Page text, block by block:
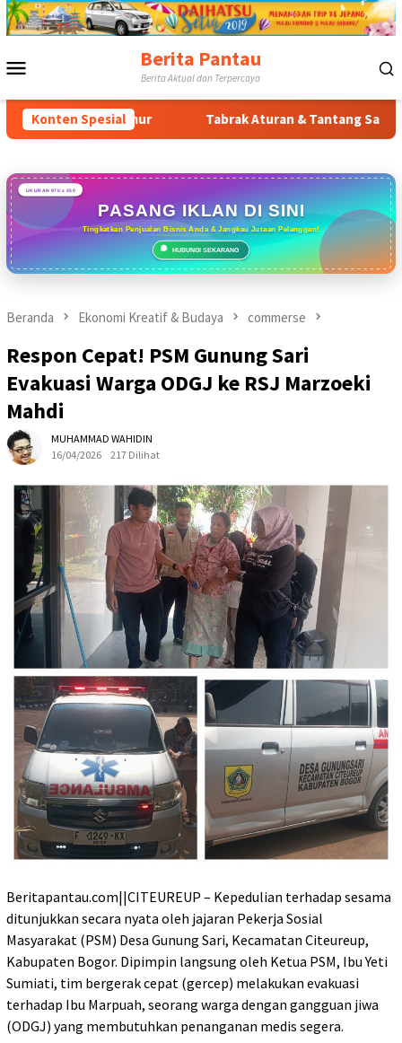
Loncat
ke
Berita Pantau
Berita Aktual dan Terpercaya
Konten Spesial
Timur Tabrak Aturan & Tantang Satpol PP:
UKURAN 970 x 250
PASANG IKLAN DI SINI
Tingkatkan Penjualan Bisnis Anda & Jangkau Jutaan Pelanggan!
HUBUNGI SEKARANG
Beranda Ekonomi Kreatif & Budaya commerse
Respon Cepat! PSM Gunung Sari
Evakuasi Warga ODGJ ke RSJ Marzoeki
Mahdi
MUHAMMAD WAHIDIN
16/04/2026
217 Dilihat
Beritapantau.com||CITEUREUP – Kepedulian terhadap sesama
ditunjukkan secara nyata oleh jajaran Pekerja Sosial
Masyarakat (PSM) Desa Gunung Sari, Kecamatan Citeureup,
Kabupaten Bogor. Dipimpin langsung oleh Ketua PSM, Ibu Yeti
Sumiati, tim bergerak cepat (gercep) melakukan evakuasi
terhadap Ibu Marpuah, seorang warga dengan gangguan jiwa
(ODGJ) yang membutuhkan penanganan medis segera.